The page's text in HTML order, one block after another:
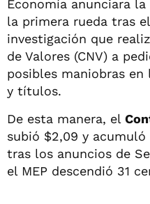
Economía anunciara
la primera rueda tras
investigación que
de Valores (CNV) a
posibles maniobras
y títulos.
De esta manera, el
subió $2,09 y
tras los anuncios de
el MEP descendió 31